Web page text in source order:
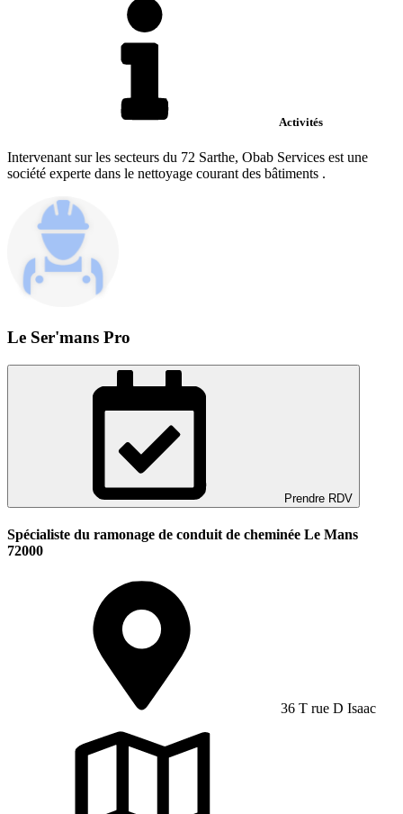
Activités
Intervenant sur les secteurs du 72 Sarthe, Obab Services est une
société experte dans le nettoyage courant des bâtiments .
Le Ser'mans Pro
Prendre RDV
Spécialiste du ramonage de conduit de cheminée Le Mans
72000
36 T rue D Isaac